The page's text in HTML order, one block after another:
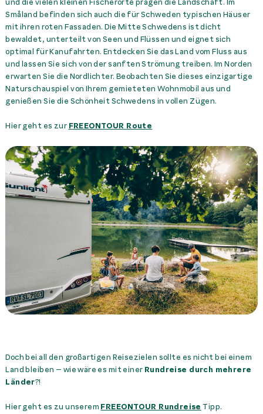
und die vielen kleinen Fischerorte prägen die Landschaft. Im
Småland befinden sich auch die für Schweden typischen Häuser
mit ihren roten Fassaden. Die Mitte Schwedens ist dicht
bewaldet, unterteilt von Seen und Flüssen und eignet sich
optimal für Kanufahrten. Entdecken Sie das Land vom Fluss aus
und lassen Sie sich von der sanften Strömung treiben. Im Norden
erwarten Sie die Nordlichter. Beobachten Sie dieses einzigartige
Naturschauspiel von Ihrem gemieteten Wohnmobil aus und
genießen Sie die Schönheit Schwedens in vollen Zügen.
Hier geht es zur FREEONTOUR Route
Doch bei all den großartigen Reisezielen sollte es nicht bei einem
Land bleiben – wie wäre es mit einer Rundreise durch mehrere
Länder?!
Hier geht es zu unserem FREEONTOUR Rundreise Tipp.